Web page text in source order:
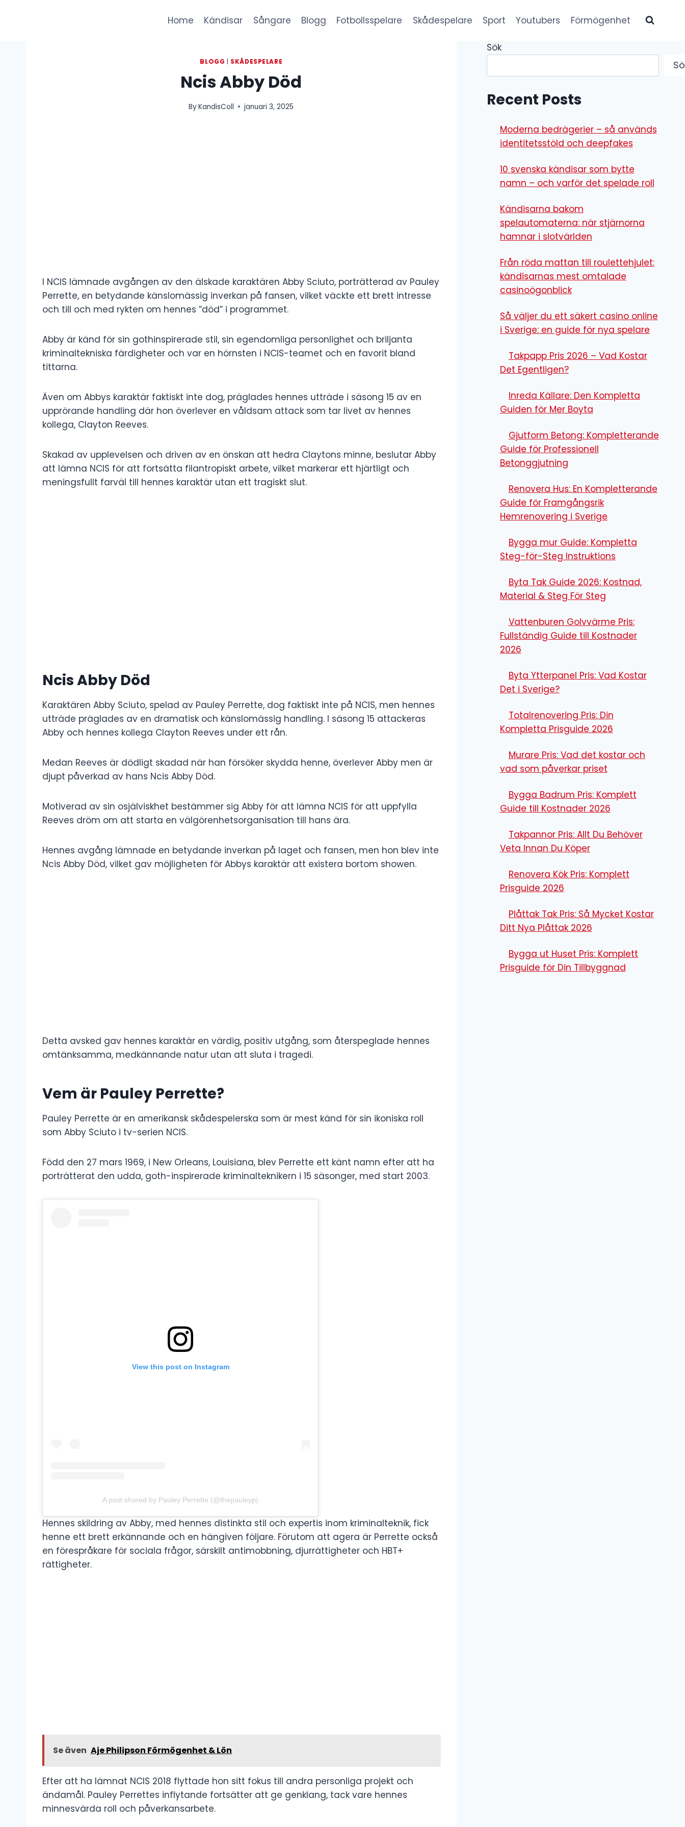
Home Kändisar Sångare Blogg Fotbollsspelare Skådespelare Sport Youtubers Förmögenhet
BLOGG SKÅDESPELARE
Ncis Abby Död
ByKandisColl januari 3, 2025
I NCIS lämnade avgången av den älskade karaktären Abby Sciuto, porträtterad av Pauley
Perrette, en betydande känslomässig inverkan på fansen, vilket väckte ett brett intresse
och till och med rykten om hennes ”död” i programmet.
Abby är känd för sin gothinspirerade stil, sin egendomliga personlighet och briljanta
kriminaltekniska färdigheter och var en hörnsten i NCIS-teamet och en favorit bland
tittarna.
Även om Abbys karaktär faktiskt inte dog, präglades hennes utträde i säsong 15 av en
upprörande handling där hon överlever en våldsam attack som tar livet av hennes
kollega, Clayton Reeves.
Skakad av upplevelsen och driven av en önskan att hedra Claytons minne, beslutar Abby
att lämna NCIS för att fortsätta filantropiskt arbete, vilket markerar ett hjärtligt och
meningsfullt farväl till hennes karaktär utan ett tragiskt slut.
Ncis Abby Död
Karaktären Abby Sciuto, spelad av Pauley Perrette, dog faktiskt inte på NCIS, men hennes
utträde präglades av en dramatisk och känslomässig handling. I säsong 15 attackeras
Abby och hennes kollega Clayton Reeves under ett rån.
Medan Reeves är dödligt skadad när han försöker skydda henne, överlever Abby men är
djupt påverkad av hans Ncis Abby Död.
Motiverad av sin osjälviskhet bestämmer sig Abby för att lämna NCIS för att uppfylla
Reeves dröm om att starta en välgörenhetsorganisation till hans ära.
Hennes avgång lämnade en betydande inverkan på laget och fansen, men hon blev inte
Ncis Abby Död, vilket gav möjligheten för Abbys karaktär att existera bortom showen.
Detta avsked gav hennes karaktär en värdig, positiv utgång, som återspeglade hennes
omtänksamma, medkännande natur utan att sluta i tragedi.
Vem är Pauley Perrette?
Pauley Perrette är en amerikansk skådespelerska som är mest känd för sin ikoniska roll
som Abby Sciuto i tv-serien NCIS.
Född den 27 mars 1969, i New Orleans, Louisiana, blev Perrette ett känt namn efter att ha
porträtterat den udda, goth-inspirerade kriminalteknikern i 15 säsonger, med start 2003.
View this post on Instagram
A post shared by Pauley Perrette (@thepauleyp)
Hennes skildring av Abby, med hennes distinkta stil och expertis inom kriminalteknik, fick
henne ett brett erkännande och en hängiven följare. Förutom att agera är Perrette också
en förespråkare för sociala frågor, särskilt antimobbning, djurrättigheter och HBT+
rättigheter.
Se även Aje Philipson Förmögenhet & Lön
Efter att ha lämnat NCIS 2018 flyttade hon sitt fokus till andra personliga projekt och
ändamål. Pauley Perrettes inflytande fortsätter att ge genklang, tack vare hennes
minnesvärda roll och påverkansarbete.
Sök
Recent Posts
Moderna bedrägerier – så används
identitetsstöld och deepfakes
10 svenska kändisar som bytte
namn – och varför det spelade roll
Kändisarna bakom
spelautomaterna: när stjärnorna
hamnar i slotvärlden
Från röda mattan till roulettehjulet:
kändisarnas mest omtalade
casinoögonblick
Så väljer du ett säkert casino online
i Sverige: en guide för nya spelare
Takpapp Pris 2026 – Vad Kostar
Det Egentligen?
Inreda Källare: Den Kompletta
Guiden för Mer Boyta
Gjutform Betong: Kompletterande
Guide för Professionell
Betonggjutning
Renovera Hus: En Kompletterande
Guide för Framgångsrik
Hemrenovering i Sverige
Bygga mur Guide: Kompletta
Steg-för-Steg Instruktions
Byta Tak Guide 2026: Kostnad,
Material & Steg För Steg
Vattenburen Golvvärme Pris:
Fullständig Guide till Kostnader
2026
Byta Ytterpanel Pris: Vad Kostar
Det i Sverige?
Totalrenovering Pris: Din
Kompletta Prisguide 2026
Murare Pris: Vad det kostar och
vad som påverkar priset
Bygga Badrum Pris: Komplett
Guide till Kostnader 2026
Takpannor Pris: Allt Du Behöver
Veta Innan Du Köper
Renovera Kök Pris: Komplett
Prisguide 2026
Plåttak Tak Pris: Så Mycket Kostar
Ditt Nya Plåttak 2026
Bygga ut Huset Pris: Komplett
Prisguide för Din Tillbyggnad